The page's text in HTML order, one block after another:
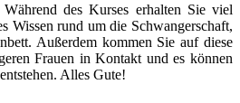
des Kurses erhalten Sie viel
Wissen rund um die Schwangerschaft,
Außerdem kommen Sie auf diese
Frauen in Kontakt und es können
Alles Gute!